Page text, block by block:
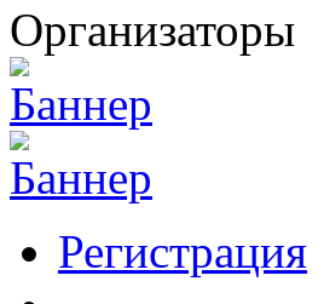
Организаторы
Регистрация